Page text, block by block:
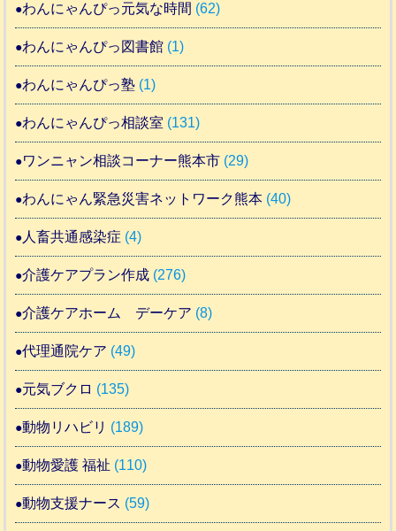
わんにゃんぴっ元気な時間 (62)
わんにゃんぴっ図書館 (1)
わんにゃんぴっ塾 (1)
わんにゃんぴっ相談室 (131)
ワンニャン相談コーナー熊本市 (29)
わんにゃん緊急災害ネットワーク熊本 (40)
人畜共通感染症 (4)
介護ケアプラン作成 (276)
介護ケアホーム デーケア (8)
代理通院ケア (49)
元気ブクロ (135)
動物リハビリ (189)
動物愛護 福祉 (110)
動物支援ナース (59)